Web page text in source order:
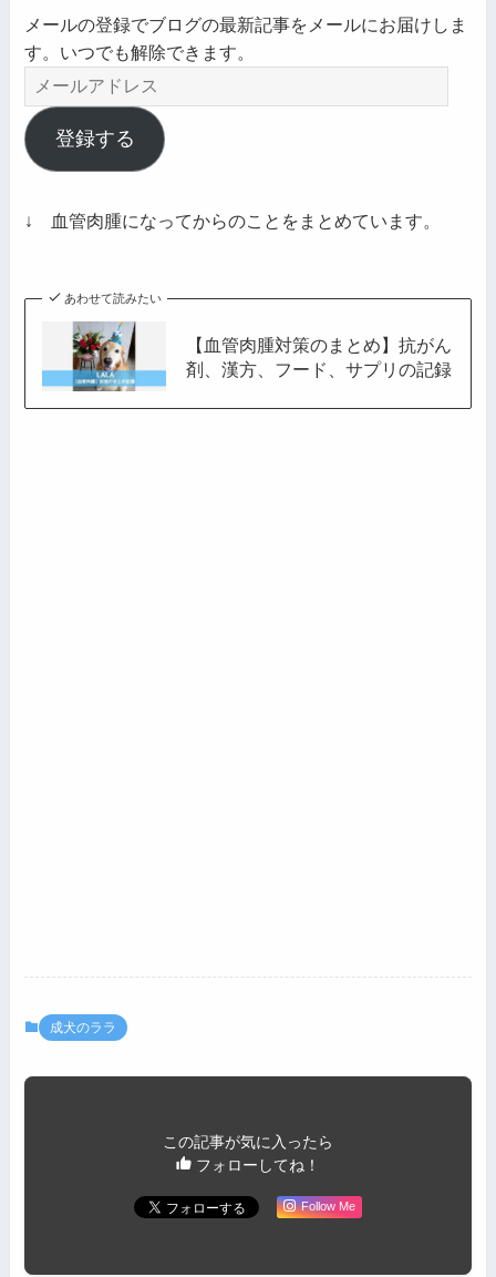
メールの登録でブログの最新記事をメールにお届けしま
す。いつでも解除できます。
メ
ー
ル
ア
レ
登録する
↓ 血管肉腫になってからのことをまとめています。
あわせて読みたい
【血管肉腫対策のまとめ】抗がん
剤、漢方、フード、サプリの記録
成犬のララ
この記事が気に入ったら
フォローしてね！
Follow Me